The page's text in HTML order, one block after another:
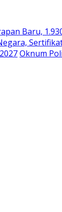
Baru,
Oknum